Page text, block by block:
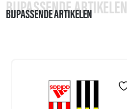
BIJPASSENDE ARTIKELEN
BIJPASSENDE ARTIKELEN